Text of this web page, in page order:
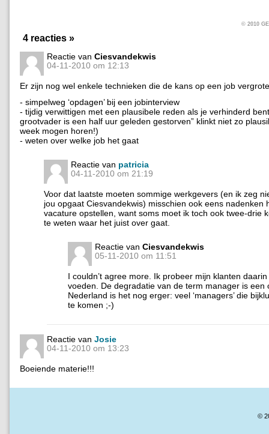
© 2010
4 reacties »
Reactie van Ciesvandekwis
04-11-2010 om 12:13
Er zijn nog wel enkele technieken die de kans op een job
- simpelweg ‘opdagen’ bij een jobinterview
- tijdig verwittigen met een plausibele reden als je verhinderd
grootvader is een half uur geleden gestorven” klinkt niet zo
week mogen horen!)
- weten over welke job het gaat
Reactie van patricia
04-11-2010 om 21:19
Voor dat laatste moeten sommige werkgevers (en ik zeg
jou opgaat Ciesvandekwis) misschien ook eens nadenken
vacature opstellen, want soms moet ik toch ook twee-drie
te weten waar het juist over gaat.
Reactie van Ciesvandekwis
05-11-2010 om 11:51
I couldn’t agree more. Ik probeer mijn klanten
voeden. De degradatie van de term manager is een
Nederland is het nog erger: veel ‘managers’ die
te komen ;-)
Reactie van Josie
04-11-2010 om 13:23
Boeiende materie!!!
©